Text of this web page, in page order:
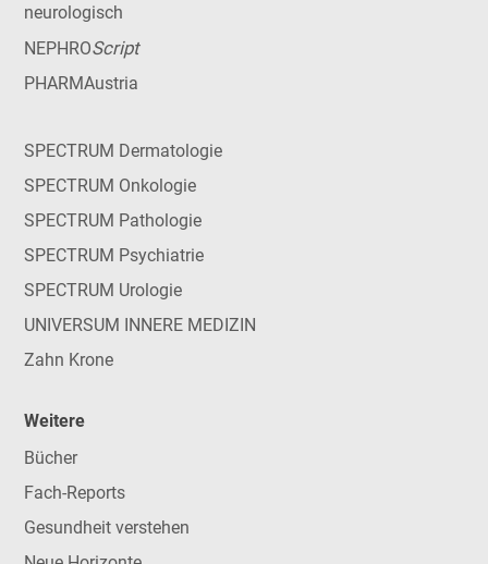
neurologisch
NEPHROScript
PHARMAustria
SPECTRUM Dermatologie
SPECTRUM Onkologie
SPECTRUM Pathologie
SPECTRUM Psychiatrie
SPECTRUM Urologie
UNIVERSUM INNERE MEDIZIN
Zahn Krone
Weitere
Bücher
Fach-Reports
Gesundheit verstehen